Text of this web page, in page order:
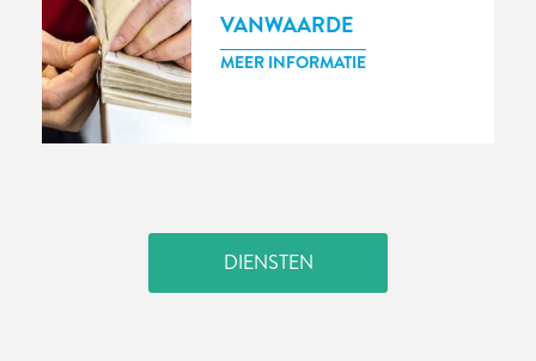
VANWAARDE
MEER INFORMATIE
DIENSTEN